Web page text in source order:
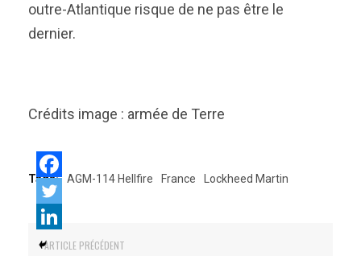
outre-Atlantique risque de ne pas être le
dernier.
Crédits image : armée de Terre
Tags: AGM-114 Hellfire France Lockheed Martin
ARTICLE PRÉCÉDENT